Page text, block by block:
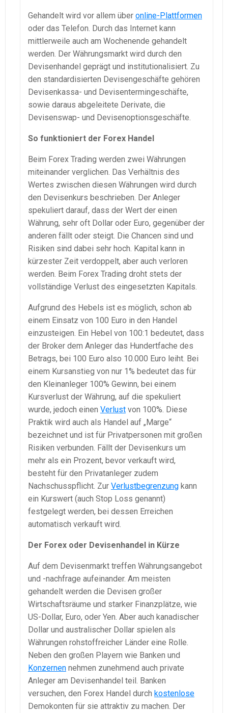
Gehandelt wird vor allem über online-Plattformen
oder das Telefon. Durch das Internet kann
mittlerweile auch am Wochenende gehandelt
werden. Der Währungsmarkt wird durch den
Devisenhandel geprägt und institutionalisiert. Zu
den standardisierten Devisengeschäfte gehören
Devisenkassa- und Devisentermingeschäfte,
sowie daraus abgeleitete Derivate, die
Devisenswap- und Devisenoptionsgeschäfte.
So funktioniert der Forex Handel
Beim Forex Trading werden zwei Währungen
miteinander verglichen. Das Verhältnis des
Wertes zwischen diesen Währungen wird durch
den Devisenkurs beschrieben. Der Anleger
spekuliert darauf, dass der Wert der einen
Währung, sehr oft Dollar oder Euro, gegenüber der
anderen fällt oder steigt. Die Chancen sind und
Risiken sind dabei sehr hoch. Kapital kann in
kürzester Zeit verdoppelt, aber auch verloren
werden. Beim Forex Trading droht stets der
vollständige Verlust des eingesetzten Kapitals.
Aufgrund des Hebels ist es möglich, schon ab
einem Einsatz von 100 Euro in den Handel
einzusteigen. Ein Hebel von 100:1 bedeutet, dass
der Broker dem Anleger das Hundertfache des
Betrags, bei 100 Euro also 10.000 Euro leiht. Bei
einem Kursanstieg von nur 1% bedeutet das für
den Kleinanleger 100% Gewinn, bei einem
Kursverlust der Währung, auf die spekuliert
wurde, jedoch einen Verlust von 100%. Diese
Praktik wird auch als Handel auf „Marge“
bezeichnet und ist für Privatpersonen mit großen
Risiken verbunden. Fällt der Devisenkurs um
mehr als ein Prozent, bevor verkauft wird,
besteht für den Privatanleger zudem
Nachschusspflicht. Zur Verlustbegrenzung kann
ein Kurswert (auch Stop Loss genannt)
festgelegt werden, bei dessen Erreichen
automatisch verkauft wird.
Der Forex oder Devisenhandel in Kürze
Auf dem Devisenmarkt treffen Währungsangebot
und -nachfrage aufeinander. Am meisten
gehandelt werden die Devisen großer
Wirtschaftsräume und starker Finanzplätze, wie
US-Dollar, Euro, oder Yen. Aber auch kanadischer
Dollar und australischer Dollar spielen als
Währungen rohstoffreicher Länder eine Rolle.
Neben den großen Playern wie Banken und
Konzernen nehmen zunehmend auch private
Anleger am Devisenhandel teil. Banken
versuchen, den Forex Handel durch kostenlose
Demokonten für sie attraktiv zu machen. Der